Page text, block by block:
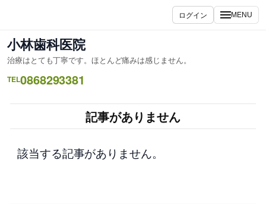
ス
キ
ッ
ログイン MENU
小林歯科医院
治療はとても丁寧です。ほとんど痛みは感じません。
TEL0868293381
記事がありません
該当する記事がありません。